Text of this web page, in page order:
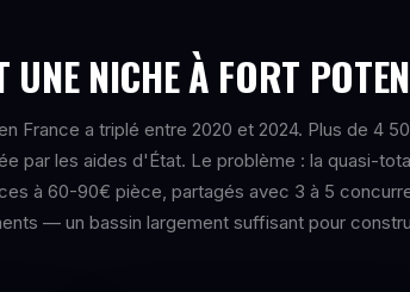
NICHE À FORT
France a triplé entre 2020 et 2024. Plus de 4
par les aides d'État. Le problème : la quasi-
à 60-90€ pièce, partagés avec 3 à 5
— un bassin largement suffisant pour